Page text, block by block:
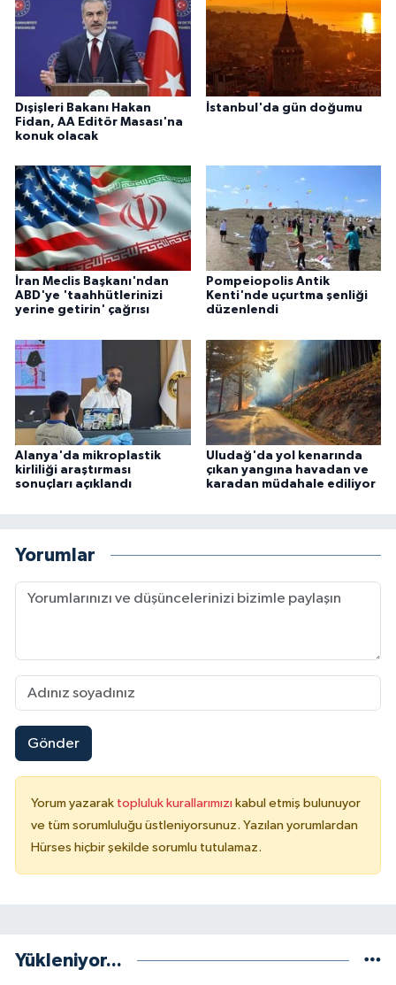
Dışişleri Bakanı Hakan
Fidan, AA Editör Masası'na
konuk olacak
İstanbul'da gün doğumu
İran Meclis Başkanı'ndan
ABD'ye 'taahhütlerinizi
yerine getirin' çağrısı
Pompeiopolis Antik
Kenti'nde uçurtma şenliği
düzenlendi
Alanya'da mikroplastik
kirliliği araştırması
sonuçları açıklandı
Uludağ'da yol kenarında
çıkan yangına havadan ve
karadan müdahale ediliyor
Yorumlar
Gönder
Yorum yazarak topluluk kurallarımızı kabul etmiş bulunuyor
ve tüm sorumluluğu üstleniyorsunuz. Yazılan yorumlardan
Hürses hiçbir şekilde sorumlu tutulamaz.
Yükleniyor...